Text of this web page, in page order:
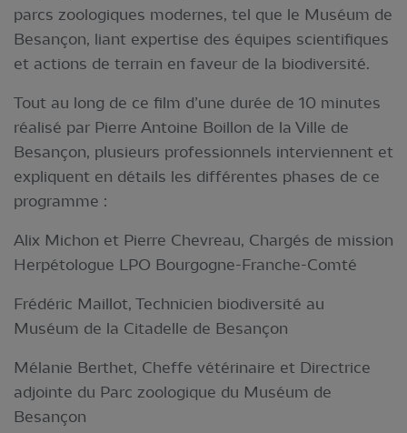
parcs zoologiques modernes, tel que le Muséum de
Besançon, liant expertise des équipes scientifiques
et actions de terrain en faveur de la biodiversité.
Tout au long de ce film d’une durée de 10 minutes
réalisé par Pierre Antoine Boillon de la Ville de
Besançon, plusieurs professionnels interviennent et
expliquent en détails les différentes phases de ce
programme :
Alix Michon et Pierre Chevreau, Chargés de mission
Herpétologue LPO Bourgogne-Franche-Comté
Frédéric Maillot, Technicien biodiversité au
Muséum de la Citadelle de Besançon
Mélanie Berthet, Cheffe vétérinaire et Directrice
adjointe du Parc zoologique du Muséum de
Besançon